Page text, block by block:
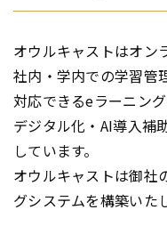
オウルキャストはオン
社内・学内での学習管
対応できるeラーニング
デジタル化・AI導入補
しています。
オウルキャストは御社
グシステムを構築いた